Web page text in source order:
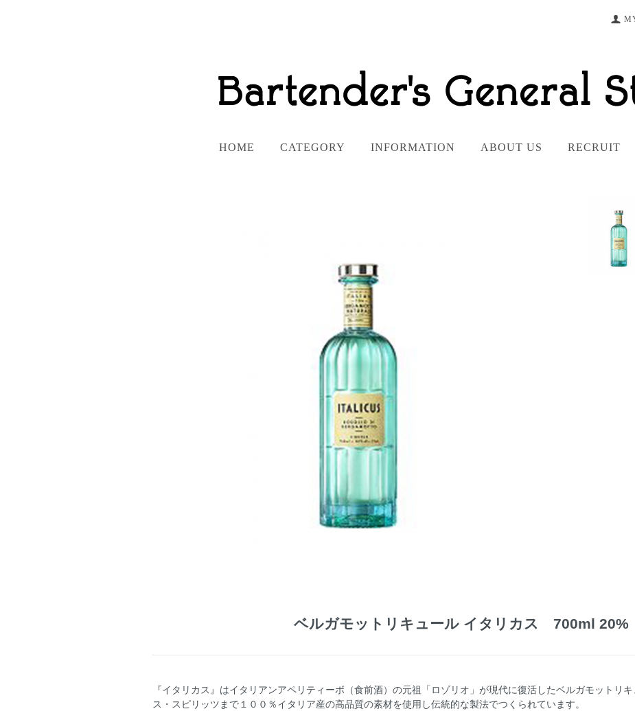
HOME CATEGORY INFORMATION ABOUT US RECRUIT
ベルガモットリキュール イタリカス 700ml 20%
『イタリカス』はイタリアンアペリティーボ（食前酒）の元祖「ロゾリオ」が現代に復活したベルガモットリ
ス・スピリッツまで１００％イタリア産の高品質の素材を使用し伝統的な製法でつくられています。